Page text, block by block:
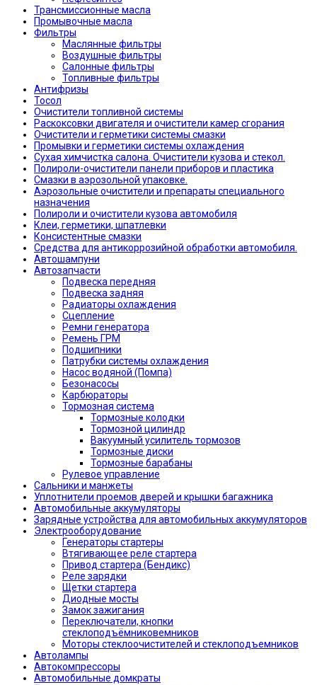
Трансмиссионные масла
Промывочные масла
Фильтры
Маслянные фильтры
Воздушные фильтры
Салонные фильтры
Топливные фильтры
Антифризы
Тосол
Очистители топливной системы
Раскоксовки двигателя и очистители камер сгорания
Очистители и герметики системы смазки
Промывки и герметики системы охлаждения
Сухая химчистка салона. Очистители кузова и стекол.
Полироли-очистители панели приборов и пластика
Смазки в аэрозольной упаковке.
Аэрозольные очистители и препараты специального
назначения
Полироли и очистители кузова автомобиля
Клеи, герметики, шпатлевки
Консистентные смазки
Средства для антикоррозийной обработки автомобиля.
Автошампуни
Автозапчасти
Подвеска передняя
Подвеска задняя
Радиаторы охлаждения
Сцепление
Ремни генератора
Ремень ГРМ
Подшипники
Патрубки системы охлаждения
Насос водяной (Помпа)
Безонасосы
Карбюраторы
Тормозная система
Тормозные колодки
Тормозной цилиндр
Вакуумный усилитель тормозов
Тормозные диски
Тормозные барабаны
Рулевое управление
Сальники и манжеты
Уплотнители проемов дверей и крышки багажника
Автомобильные аккумуляторы
Зарядные устройства для автомобильных аккумуляторов
Электрооборудование
Генераторы стартеры
Втягивающее реле стартера
Привод стартера (Бендикс)
Реле зарядки
Щетки стартера
Диодные мосты
Замок зажигания
Переключатели, кнопки
стеклоподъёмниковемников
Моторы стеклоочистителей и стеклоподъемников
Автолампы
Автокомпрессоры
Автомобильные домкраты